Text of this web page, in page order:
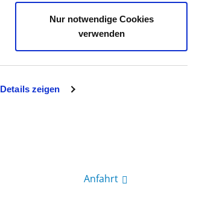
Details zeigen
Nur notwendige Cookies
verwenden
Anfahrt